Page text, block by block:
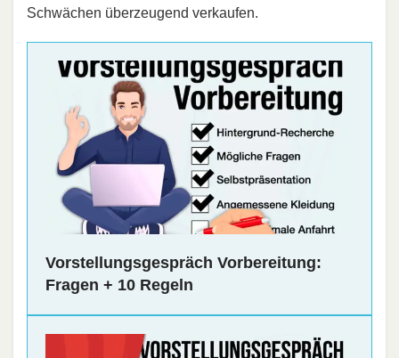
Schwächen überzeugend verkaufen.
Vorstellungsgespräch Vorbereitung:
Fragen + 10 Regeln